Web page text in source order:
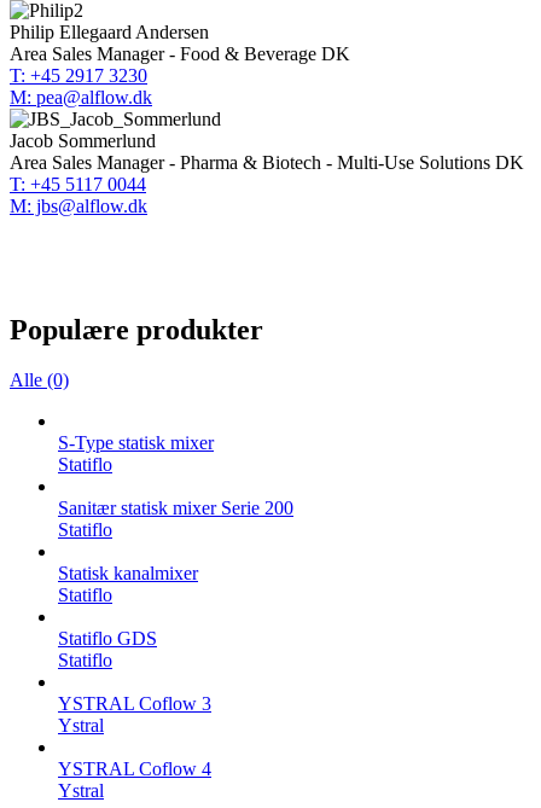
Philip Ellegaard Andersen
Area Sales Manager - Food & Beverage DK
T: +45 2917 3230
M: pea@alflow.dk
Jacob Sommerlund
Area Sales Manager - Pharma & Biotech - Multi-Use Solutions DK
T: +45 5117 0044
M: jbs@alflow.dk
Populære produkter
Alle (0)
S-Type statisk mixer
Statiflo
Sanitær statisk mixer Serie 200
Statiflo
Statisk kanalmixer
Statiflo
Statiflo GDS
Statiflo
YSTRAL Coflow 3
Ystral
YSTRAL Coflow 4
Ystral